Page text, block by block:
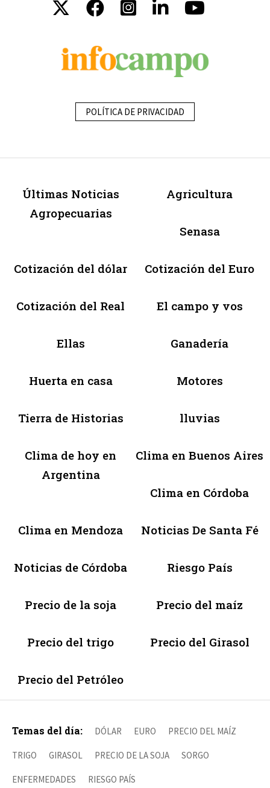
POLÍTICA DE PRIVACIDAD
Últimas Noticias
Agropecuarias
Agricultura
Senasa
Cotización del dólar Cotización del Euro
Cotización del Real El campo y vos
Ellas Ganadería
Huerta en casa Motores
Tierra de Historias lluvias
Clima de hoy en
Argentina
Clima en Buenos Aires
Clima en Córdoba
Clima en Mendoza Noticias De Santa Fé
Noticias de Córdoba Riesgo País
Precio de la soja Precio del maíz
Precio del trigo Precio del Girasol
Precio del Petróleo
Temas del día: DÓLAR EURO PRECIO DEL MAÍZ
TRIGO GIRASOL PRECIO DE LA SOJA SORGO
ENFERMEDADES RIESGO PAÍS